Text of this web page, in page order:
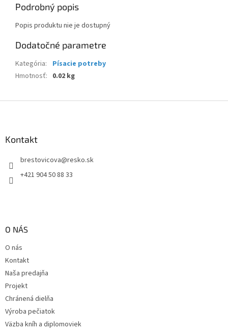
Podrobný popis
Popis produktu nie je dostupný
Dodatočné parametre
Kategória:
Písacie potreby
Hmotnosť: 0.02 kg
Kontakt
brestovicova@resko.sk
+421 904 50 88 33
O NÁS
O nás
Kontakt
Naša predajňa
Projekt
Chránená dielňa
Výroba pečiatok
Väzba kníh a diplomoviek